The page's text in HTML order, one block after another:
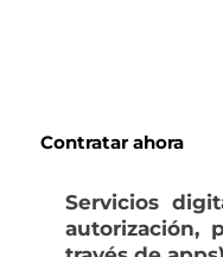
Contratar ahora
Servicios
autorización,